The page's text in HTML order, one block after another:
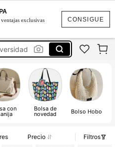
CONSIGUE
exclusivas
con Bolsa de
novedad Bolso Hobo
Precio
Filtros